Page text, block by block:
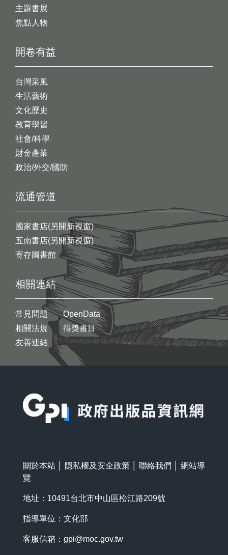
開卷有益
台灣采風
生活藝術
文化歷史
教育學習
社會/科學
財金產業
政治/外交/國防
主題書展
焦點人物
流通管道
國家書店(另開新視窗)
五南書店(另開新視窗)
寄存圖書館
相關連結
常見問題
相關法規
友善連結
OpenData
得獎書目
關於本站 隱私權及安全政策 聯絡我們
網站導
覽
地址：10491台北市中山區松江路209號
指導單位：文化部
客服信箱： gpi@moc.gov.tw